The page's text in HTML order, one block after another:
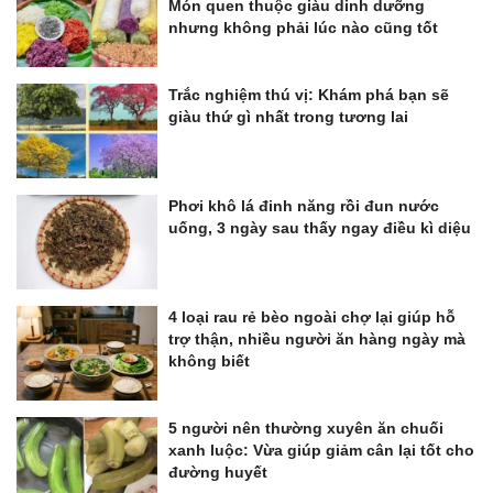
Món quen thuộc giàu dinh dưỡng
nhưng không phải lúc nào cũng tốt
Trắc nghiệm thú vị: Khám phá bạn sẽ
giàu thứ gì nhất trong tương lai
Phơi khô lá đinh năng rồi đun nước
uống, 3 ngày sau thấy ngay điều kì diệu
4 loại rau rẻ bèo ngoài chợ lại giúp hỗ
trợ thận, nhiều người ăn hàng ngày mà
không biết
5 người nên thường xuyên ăn chuối
xanh luộc: Vừa giúp giảm cân lại tốt cho
đường huyết